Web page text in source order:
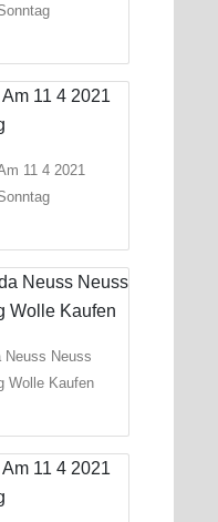
11 4 2021
Neuss Neuss
Wolle Kaufen